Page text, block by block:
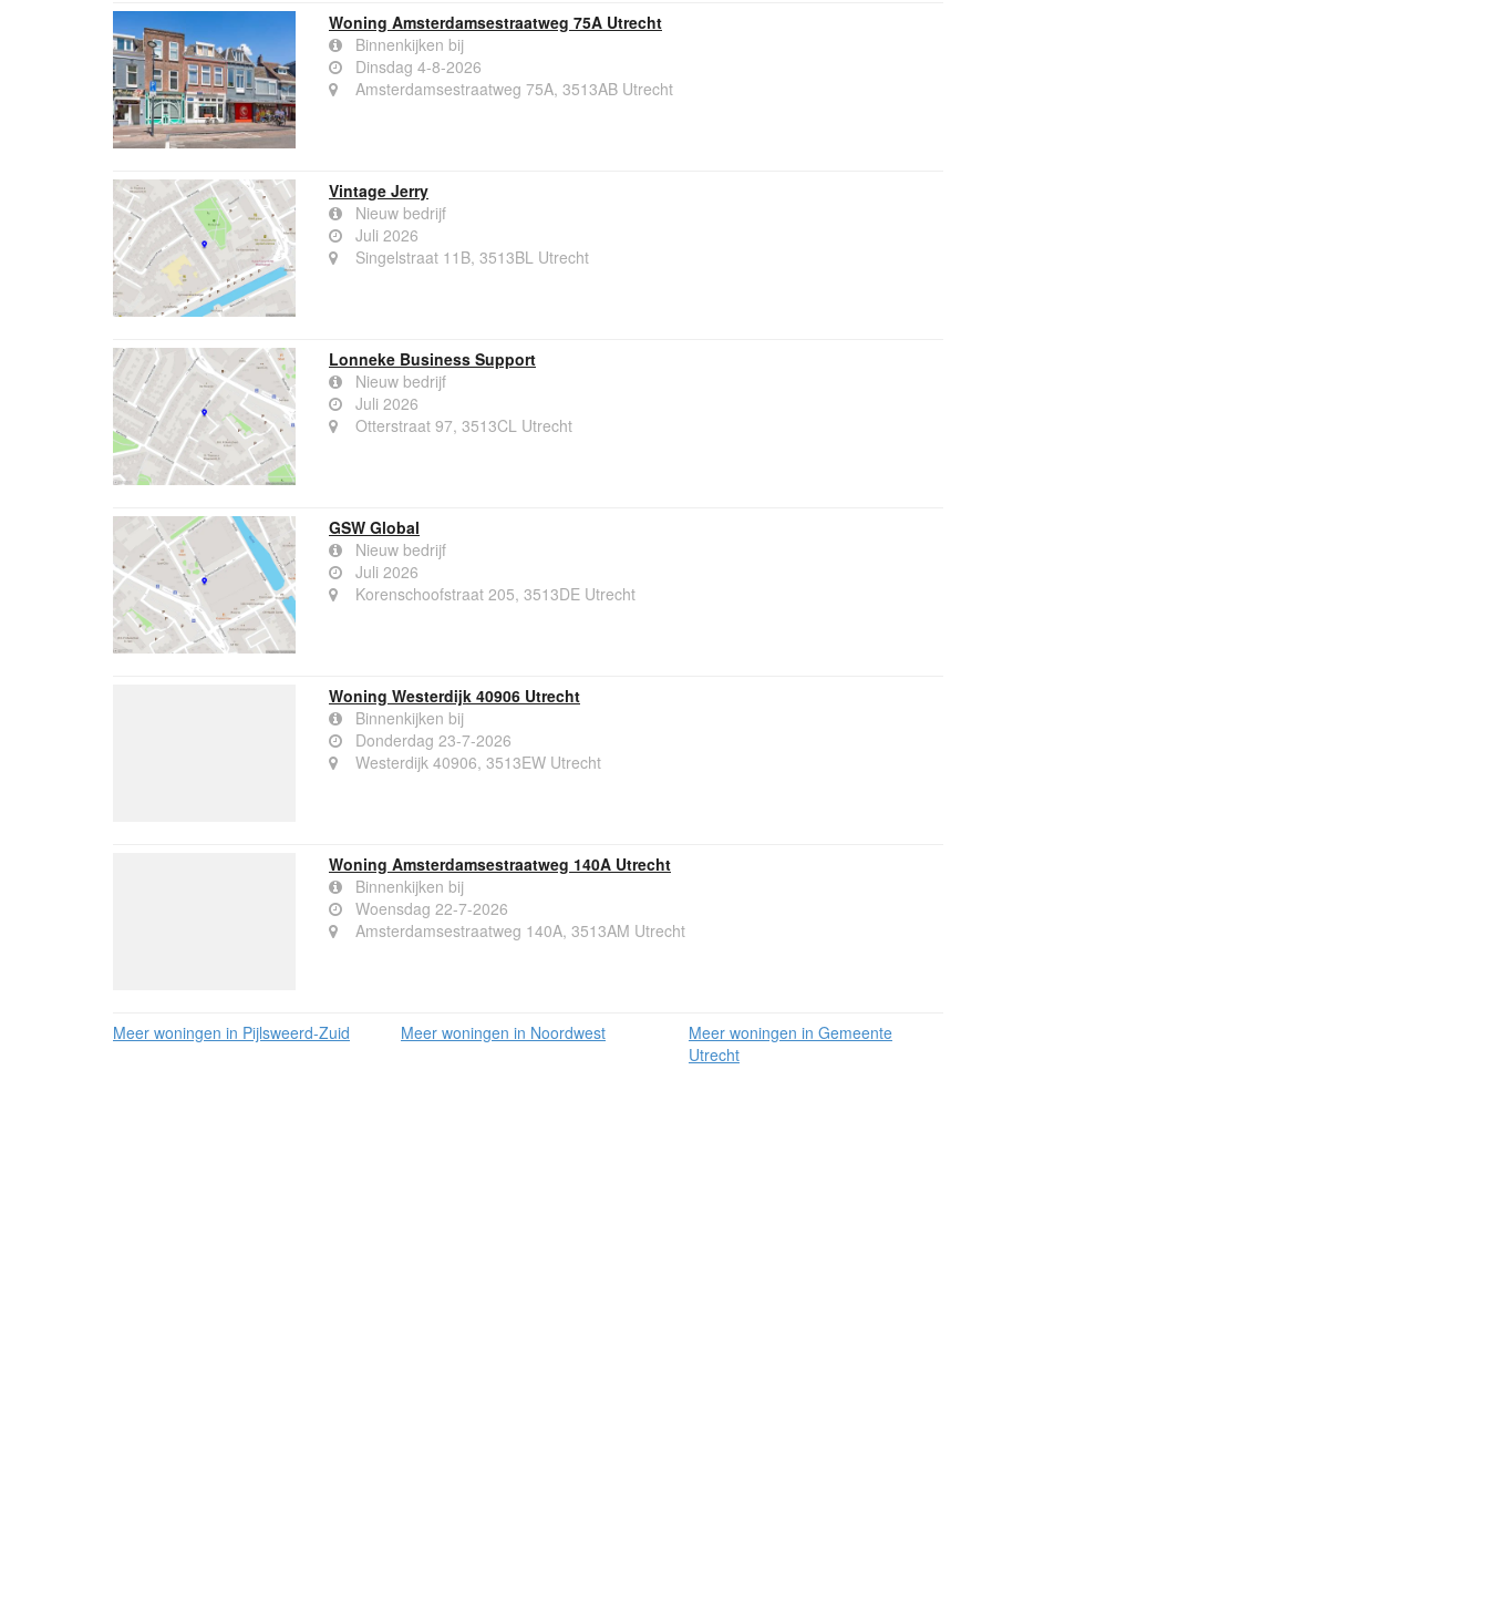
Woning Amsterdamsestraatweg 75A Utrecht
Binnenkijken bij
Dinsdag 4-8-2026
Amsterdamsestraatweg 75A, 3513AB Utrecht
Vintage Jerry
Nieuw bedrijf
Juli 2026
Singelstraat 11B, 3513BL Utrecht
Lonneke Business Support
Nieuw bedrijf
Juli 2026
Otterstraat 97, 3513CL Utrecht
GSW Global
Nieuw bedrijf
Juli 2026
Korenschoofstraat 205, 3513DE Utrecht
Woning Westerdijk 40906 Utrecht
Binnenkijken bij
Donderdag 23-7-2026
Westerdijk 40906, 3513EW Utrecht
Woning Amsterdamsestraatweg 140A Utrecht
Binnenkijken bij
Woensdag 22-7-2026
Amsterdamsestraatweg 140A, 3513AM Utrecht
Meer woningen in Pijlsweerd-Zuid Meer woningen in Noordwest
Meer woningen in Gemeente
Utrecht